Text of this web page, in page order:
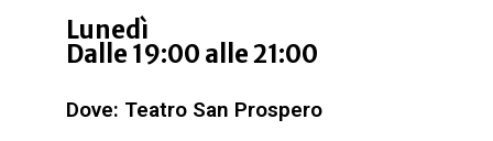
Lunedì
Dalle 19:00 alle 21:00
Dove: Teatro San Prospero